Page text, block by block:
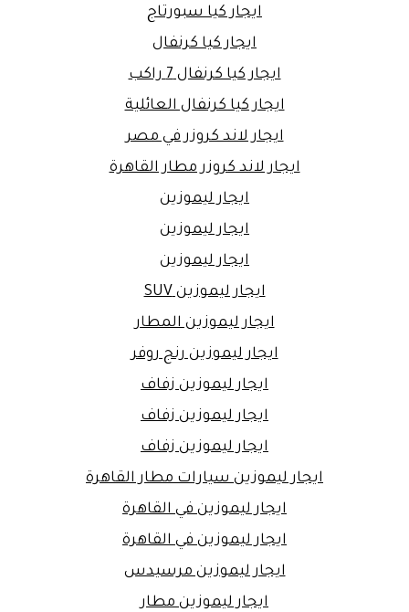
ايجار كيا سبورتاج
ايجار كيا كرنفال
ايجار كيا كرنفال 7 راكب
ايجار كيا كرنفال العائلية
ايجار لاند كروزر في مصر
ايجار لاند كروزر مطار القاهرة
ايجار ليموزين
ايجار ليموزين
ايجار ليموزين
ايجار ليموزين SUV
ايجار ليموزين المطار
ايجار ليموزين رنج روفر
ايجار ليموزين زفاف
ايجار ليموزين زفاف
ايجار ليموزين زفاف
ايجار ليموزين سيارات مطار القاهرة
ايجار ليموزين في القاهرة
ايجار ليموزين في القاهرة
ايجار ليموزين مرسيدس
ايجار ليموزين مطار